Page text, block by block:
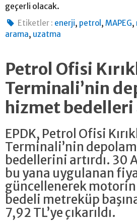
geçerli olacak.
Etiketler : enerji, petrol ,MAPEG,
arama, uzatma
Petrol Ofisi
Terminali’nin
hizmet bedelleri
EPDK, Petrol Ofisi
Terminali’nin
bedellerini artırdı. 30
bu yana uygulanan
güncellenerek
bedeli metreküp
7,92 TL’ye çıkarıldı.